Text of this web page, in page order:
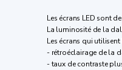
Les écrans LED sont
La luminosité de la
Les écrans qui
- rétroéclairage de la
- taux de contraste